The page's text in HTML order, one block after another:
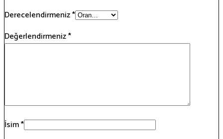
Derecelendirmeniz*
Değerlendirmeniz*
İsim*